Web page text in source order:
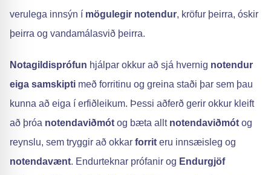
verulega innsýn í mögulegir notendur, kröfur þeirra, óskir
þeirra og vandamálasvið þeirra.
Notagildisprófun hjálpar okkur að sjá hvernig notendur
eiga samskipti með forritinu og greina staði þar sem þau
kunna að eiga í erfiðleikum. Þessi aðferð gerir okkur kleift
að þróa notendaviðmót og bæta allt notendaviðmót og
reynslu, sem tryggir að okkar forrit eru innsæisleg og
notendavænt. Endurteknar prófanir og Endurgjöf